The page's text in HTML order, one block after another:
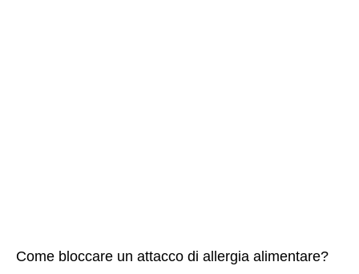
Come bloccare un attacco di allergia alimentare?